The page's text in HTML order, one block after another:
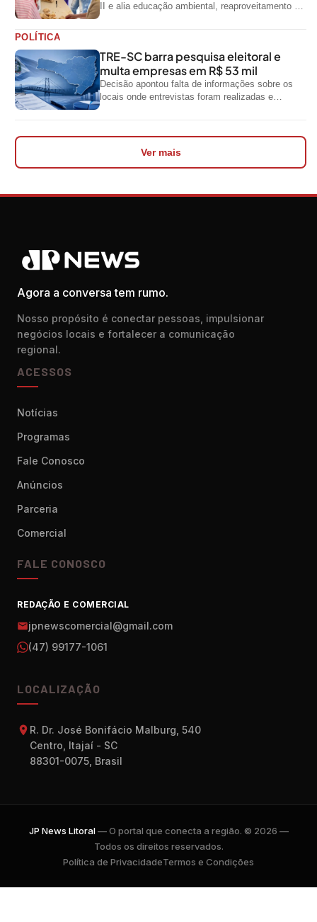
II e alia educação ambiental, reaproveitamento de
POLÍTICA
TRE-SC barra pesquisa eleitoral e
multa empresas em R$ 53 mil
Decisão apontou falta de informações sobre os
locais onde entrevistas foram realizadas e
Ver mais
Agora a conversa tem rumo.
Nosso propósito é conectar pessoas, impulsionar
negócios locais e fortalecer a comunicação
regional.
ACESSOS
Notícias
Programas
Fale Conosco
Anúncios
Parceria
Comercial
FALE CONOSCO
REDAÇÃO E COMERCIAL
jpnewscomercial@gmail.com
(47) 99177-1061
LOCALIZAÇÃO
R. Dr. José Bonifácio Malburg, 540
Centro, Itajaí - SC
88301-0075, Brasil
JP News Litoral— O portal que conecta a região. © 2026 —
Todos os direitos reservados.
Política de PrivacidadeTermos e Condições